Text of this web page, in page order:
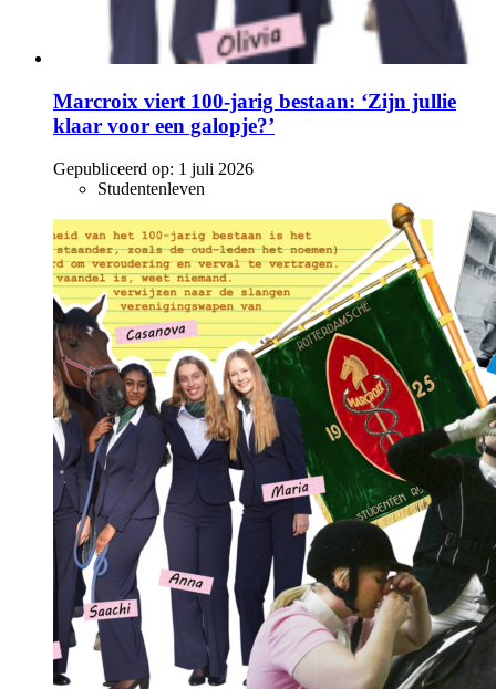
Marcroix viert 100-jarig bestaan: ‘Zijn jullie
klaar voor een galopje?’
Gepubliceerd op: 1 juli 2026
Studentenleven